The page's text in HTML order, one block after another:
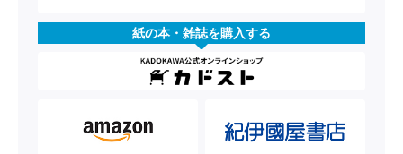
紙の本・雑誌を購入する